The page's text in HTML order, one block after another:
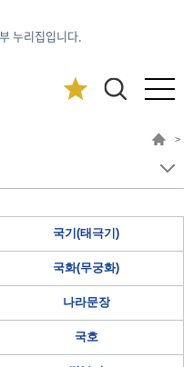
누리집입니다.
>
국기(태극기)
국화(무궁화)
나라문장
국호